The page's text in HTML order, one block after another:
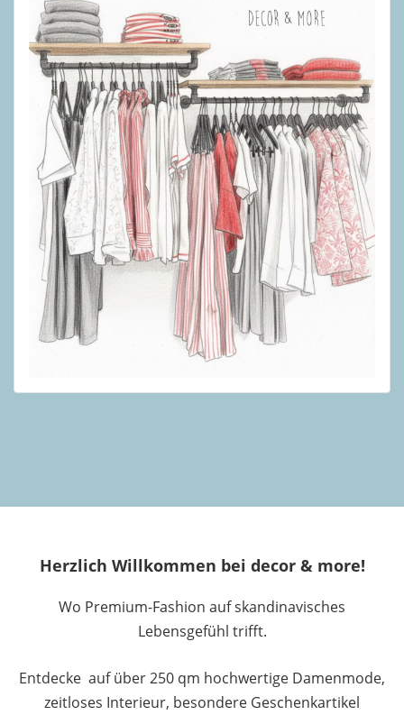
Herzlich Willkommen bei decor & more!
Wo Premium-Fashion auf skandinavisches
Lebensgefühl trifft.
Entdecke auf über 250 qm hochwertige Damenmode,
zeitloses Interieur, besondere Geschenkartikel